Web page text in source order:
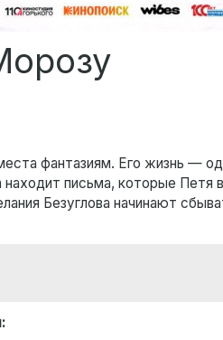
фантазиям. Его жизнь —
письма, которые Петя
Безуглова начинают